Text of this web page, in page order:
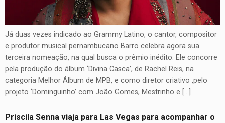
Já duas vezes indicado ao Grammy Latino, o cantor, compositor
e produtor musical pernambucano Barro celebra agora sua
terceira nomeação, na qual busca o prêmio inédito. Ele concorre
pela produção do álbum ‘Divina Casca’, de Rachel Reis, na
categoria Melhor Álbum de MPB, e como diretor criativo ,pelo
projeto ‘Dominguinho’ com João Gomes, Mestrinho e […]
Priscila Senna viaja para Las Vegas para acompanhar o